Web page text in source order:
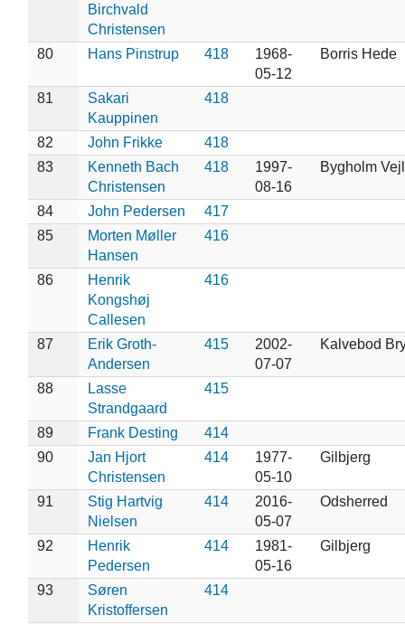
Birchvald
Christensen
80 Hans Pinstrup 418
1968-
05-12
Borris Hede
81
Sakari
Kauppinen
418
82 John Frikke
418
83
Kenneth Bach
Christensen
418
1997-
08-16
Bygholm
84 John Pedersen
417
85
Morten Møller
Hansen
416
86
Henrik
Kongshøj
Callesen
416
87
Erik Groth-
Andersen
415
2002-
07-07
Kalvebod
88
Lasse
Strandgaard
415
89 Frank Desting
414
90
Jan Hjort
Christensen
414
1977-
05-10
Gilbjerg
91
Stig Hartvig
Nielsen
414
2016-
05-07
Odsherred
92
Henrik
Pedersen
414
1981-
05-16
Gilbjerg
93
Søren
Kristoffersen
414